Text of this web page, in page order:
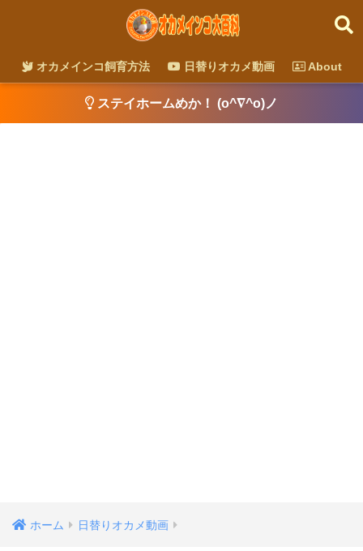
オカメインコ飼育方法 日替りオカメ動画 About
ステイホームめか！ (o^∇^o)ノ
ホーム 日替りオカメ動画